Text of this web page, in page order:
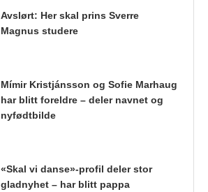
Avslørt: Her skal prins Sverre
Magnus studere
Mímir Kristjánsson og Sofie Marhaug
har blitt foreldre – deler navnet og
nyfødtbilde
«Skal vi danse»-profil deler stor
gladnyhet – har blitt pappa